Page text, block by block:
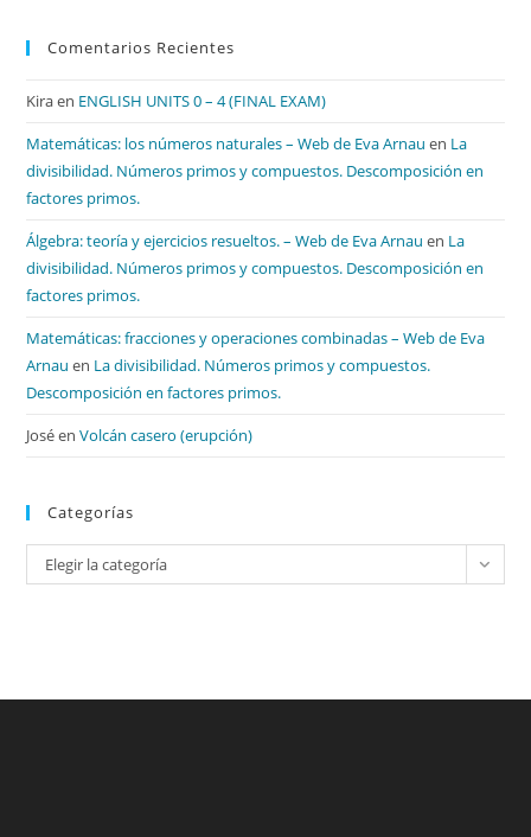
Comentarios Recientes
Kiraen ENGLISH UNITS 0 – 4 (FINAL EXAM)
Matemáticas: los números naturales – Web de Eva Arnau en La
divisibilidad. Números primos y compuestos. Descomposición en
factores primos.
Álgebra: teoría y ejercicios resueltos. – Web de Eva Arnau en La
divisibilidad. Números primos y compuestos. Descomposición en
factores primos.
Matemáticas: fracciones y operaciones combinadas – Web de Eva
Arnau en La divisibilidad. Números primos y compuestos.
Descomposición en factores primos.
JoséenVolcán casero (erupción)
Categorías
Categorías
Elegir la categoría